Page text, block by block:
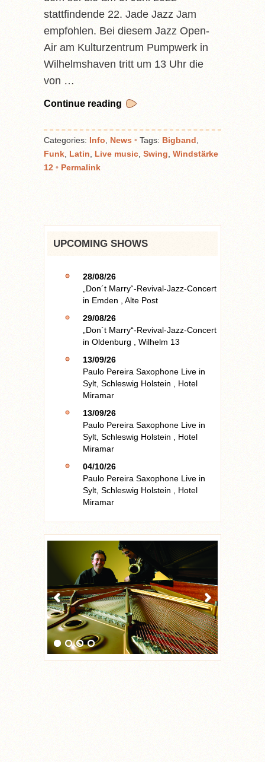
stattfindende 22. Jade Jazz Jam
empfohlen. Bei diesem Jazz Open-
Air am Kulturzentrum Pumpwerk in
Wilhelmshaven tritt um 13 Uhr die
von …
Continue reading
Categories: Info News • Tags: Bigband
Funk Latin Live music Swing Windstärke
12 • Permalink
UPCOMING SHOWS
28/08/26
„Don´t Marry“-Revival-Jazz-Concert
in Emden
Alte Post
29/08/26
„Don´t Marry“-Revival-Jazz-Concert
in Oldenburg
Wilhelm 13
13/09/26
Paulo Pereira Saxophone Live in
Sylt, Schleswig Holstein
Hotel
Miramar
13/09/26
Paulo Pereira Saxophone Live in
Sylt, Schleswig Holstein
Hotel
Miramar
04/10/26
Paulo Pereira Saxophone Live in
Sylt, Schleswig Holstein
Hotel
Miramar